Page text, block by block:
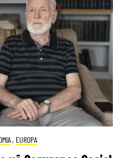
, EUROPA